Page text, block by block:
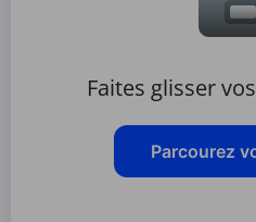
Faites glisser
Parcourez